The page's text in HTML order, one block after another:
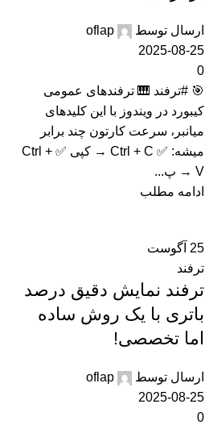
ارسال توسط
oflap
2025-08-25
0
🎯 #ترفند 🎹 ترفندهای عمومی
کیبورد در ویندوز با این کلیدهای
میانبر، سرعت کارتون چند برابر
میشه: ✅ Ctrl + C → کپی ✅ Ctrl +
V → پ...
ادامه مطلب
25 آگوست
ترفند
ترفند نمایش دقیق درصد
باتری با یک روش ساده
اما تخصصی!
ارسال توسط
oflap
2025-08-25
0